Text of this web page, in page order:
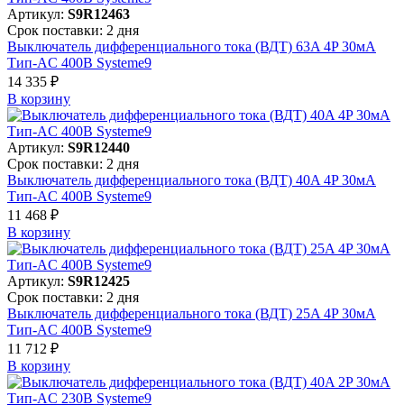
Артикул: S9R12463
Срок поставки: 2 дня
Выключатель дифференциального тока (ВДТ) 63A 4P 30мА
Тип-AC 400В Systeme9
14 335 ₽
В корзинy
Артикул: S9R12440
Срок поставки: 2 дня
Выключатель дифференциального тока (ВДТ) 40A 4P 30мА
Тип-AC 400В Systeme9
11 468 ₽
В корзинy
Артикул: S9R12425
Срок поставки: 2 дня
Выключатель дифференциального тока (ВДТ) 25A 4P 30мА
Тип-AC 400В Systeme9
11 712 ₽
В корзинy